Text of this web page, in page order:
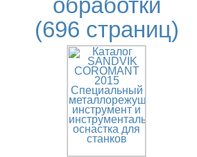
обработки
(696 страниц)